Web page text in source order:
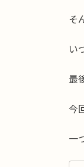
そ
い
最
今
一